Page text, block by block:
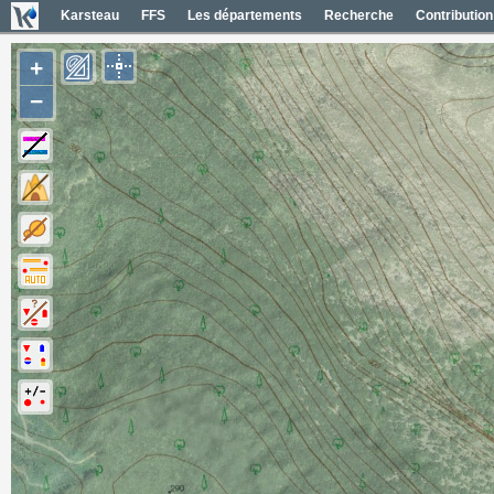
Karsteau FFS Les départements Recherche Contribution
+
−
Entrées (1)
Noms des entrées
Photos aériennes France
Mapas geol 1/50000 España
Mapas IGN España
Fotos aéreas España
Photos aériennes ESRI
Carte OpenTopoMap